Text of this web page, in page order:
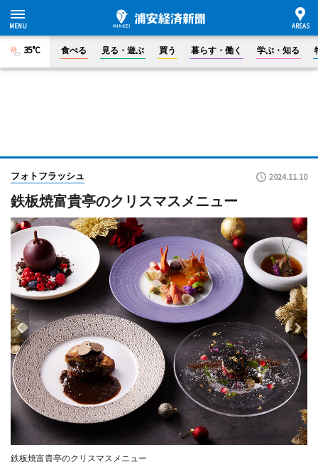
35°C 食べる 見る・遊ぶ 買う 暮らす・働く 学ぶ・知る
フォトフラッシュ 2024.11.10
鉄板焼富貴亭のクリスマスメニュー
鉄板焼富貴亭のクリスマスメニュー